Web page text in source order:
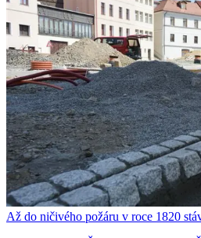
Až do ničivého požáru v roce 1820